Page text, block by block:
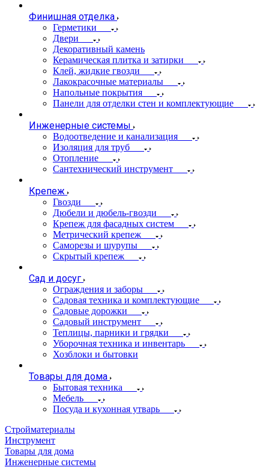
Финишная отделка
Герметики
Двери
Декоративный камень
Керамическая плитка и затирки
Клей, жидкие гвозди
Лакокрасочные материалы
Напольные покрытия
Панели для отделки стен и комплектующие
Инженерные системы
Водоотведение и канализация
Изоляция для труб
Отопление
Сантехнический инструмент
Крепеж
Гвозди
Дюбели и дюбель-гвозди
Крепеж для фасадных систем
Метрический крепеж
Саморезы и шурупы
Скрытый крепеж
Сад и досуг
Ограждения и заборы
Садовая техника и комплектующие
Садовые дорожки
Садовый инструмент
Теплицы, парники и грядки
Уборочная техника и инвентарь
Хозблоки и бытовки
Товары для дома
Бытовая техника
Мебель
Посуда и кухонная утварь
Стройматериалы
Инструмент
Товары для дома
Инженерные системы